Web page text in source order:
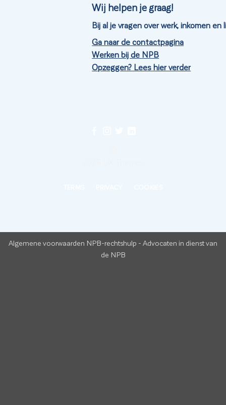
Wij helpen je graag!
Bij al je vragen over werk, inkomen en
Ga naar de contactpagina
Werken bij de NPB
Opzeggen? Lees hier verder
Algemene voorwaarden NPB-rechtshulp - Advocaten in dienst van
de NPB